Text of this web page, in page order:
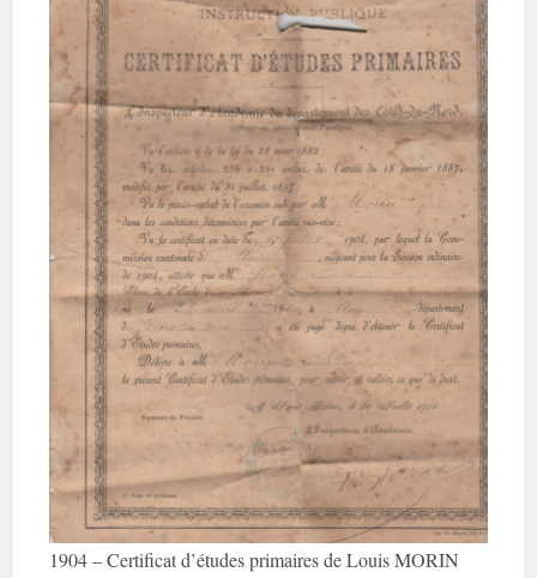
1904 – Certificat d’études primaires de Louis MORIN